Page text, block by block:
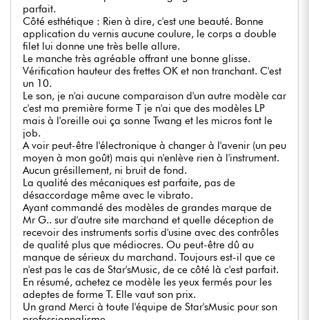
parfait.
Côté esthétique : Rien à dire, c'est une beauté. Bonne
application du vernis aucune coulure, le corps a double
filet lui donne une très belle allure.
Le manche très agréable offrant une bonne glisse.
Vérification hauteur des frettes OK et non tranchant. C'est
un 10.
Le son, je n'ai aucune comparaison d'un autre modèle car
c'est ma première forme T je n'ai que des modèles LP
mais à l'oreille oui ça sonne Twang et les micros font le
job.
A voir peut-être l'électronique à changer à l'avenir (un peu
moyen à mon goût) mais qui n'enlève rien à l'instrument.
Aucun grésillement, ni bruit de fond.
La qualité des mécaniques est parfaite, pas de
désaccordage même avec le vibrato.
Ayant commandé des modèles de grandes marque de
Mr G.. sur d'autre site marchand et quelle déception de
recevoir des instruments sortis d'usine avec des contrôles
de qualité plus que médiocres. Ou peut-être dû au
manque de sérieux du marchand. Toujours est-il que ce
n'est pas le cas de Star'sMusic, de ce côté là c'est parfait.
En résumé, achetez ce modèle les yeux fermés pour les
adeptes de forme T. Elle vaut son prix.
Un grand Merci à toute l'équipe de Star'sMusic pour son